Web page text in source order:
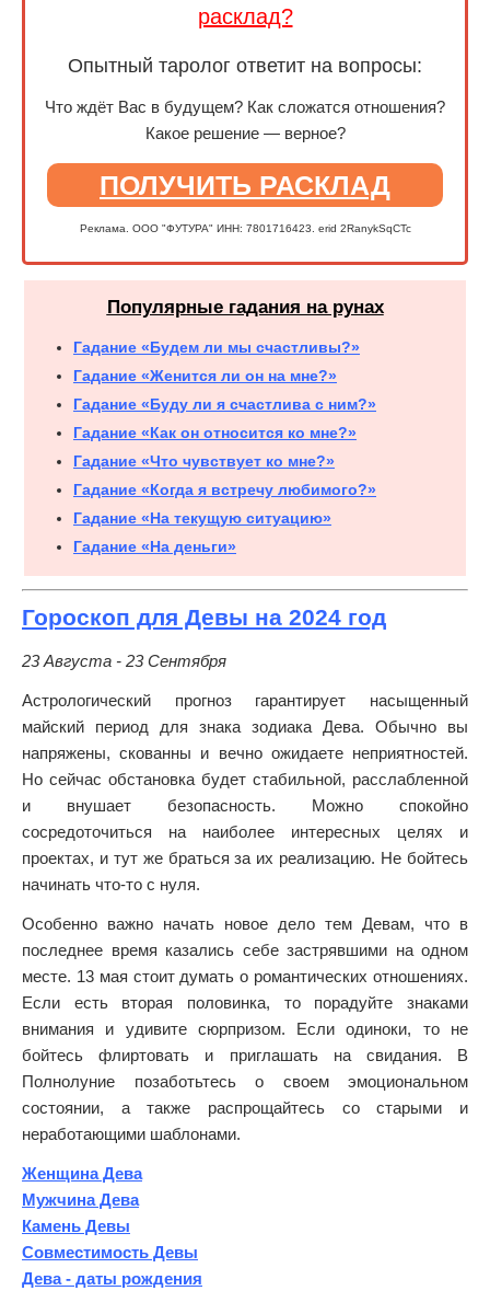
расклад?
Опытный таролог ответит на вопросы:
Что ждёт Вас в будущем? Как сложатся отношения?
Какое решение — верное?
ПОЛУЧИТЬ РАСКЛАД
Реклама. ООО "ФУТУРА" ИНН: 7801716423. erid 2RanykSqCTc
Популярные гадания на рунах
Гадание «Будем ли мы счастливы?»
Гадание «Женится ли он на мне?»
Гадание «Буду ли я счастлива с ним?»
Гадание «Как он относится ко мне?»
Гадание «Что чувствует ко мне?»
Гадание «Когда я встречу любимого?»
Гадание «На текущую ситуацию»
Гадание «На деньги»
Гороскоп для Девы на 2024 год
23 Августа - 23 Сентября
Астрологический прогноз гарантирует насыщенный
майский период для знака зодиака Дева. Обычно вы
напряжены, скованны и вечно ожидаете неприятностей.
Но сейчас обстановка будет стабильной, расслабленной
и внушает безопасность. Можно спокойно
сосредоточиться на наиболее интересных целях и
проектах, и тут же браться за их реализацию. Не бойтесь
начинать что-то с нуля.
Особенно важно начать новое дело тем Девам, что в
последнее время казались себе застрявшими на одном
месте. 13 мая стоит думать о романтических отношениях.
Если есть вторая половинка, то порадуйте знаками
внимания и удивите сюрпризом. Если одиноки, то не
бойтесь флиртовать и приглашать на свидания. В
Полнолуние позаботьтесь о своем эмоциональном
состоянии, а также распрощайтесь со старыми и
неработающими шаблонами.
Женщина Дева
Мужчина Дева
Камень Девы
Совместимость Девы
Дева - даты рождения